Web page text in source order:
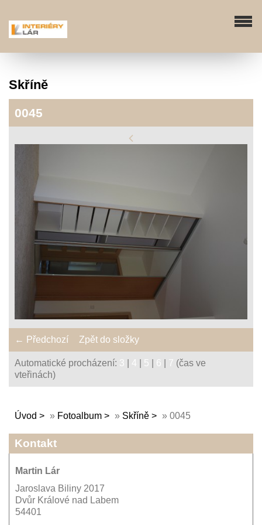
Skříně
0045
← Předchozí Zpět do složky
Automatické procházení: 3 4 5 6 7 (čas ve
vteřinách)
Úvod » Fotoalbum » Skříně » 0045
Kontakt
Martin Lár
Jaroslava Biliny 2017
Dvůr Králové nad Labem
54401